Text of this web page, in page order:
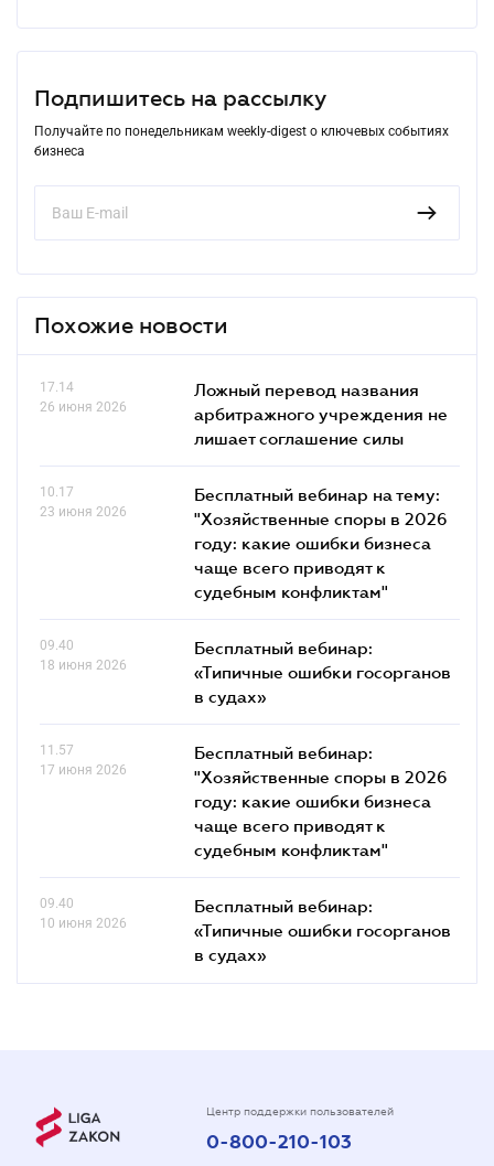
Подпишитесь на рассылку
Получайте по понедельникам weekly-digest о ключевых событиях
бизнеса
Похожие новости
17.14
26 июня 2026
Ложный перевод названия
арбитражного учреждения не
лишает соглашение силы
10.17
23 июня 2026
Бесплатный вебинар на тему:
"Хозяйственные споры в 2026
году: какие ошибки бизнеса
чаще всего приводят к
судебным конфликтам"
09.40
18 июня 2026
Бесплатный вебинар:
«Типичные ошибки госорганов
в судах»
11.57
17 июня 2026
Бесплатный вебинар:
"Хозяйственные споры в 2026
году: какие ошибки бизнеса
чаще всего приводят к
судебным конфликтам"
09.40
10 июня 2026
Бесплатный вебинар:
«Типичные ошибки госорганов
в судах»
Центр поддержки пользователей
0-800-210-103